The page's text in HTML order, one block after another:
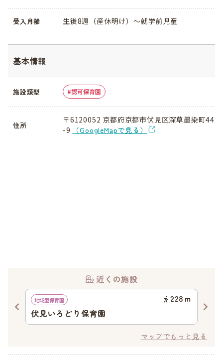
受入月齢 生後8週（産休明け）～就学前児童
基本情報
施設類型 認可保育園
住所
〒6120052 京都府京都市伏見区深草墨染町44
-9
（GoogleMapで見る）
近くの施設
地域型保育園 228 ｍ
伏見いろどり保育園
マップでもっと見る